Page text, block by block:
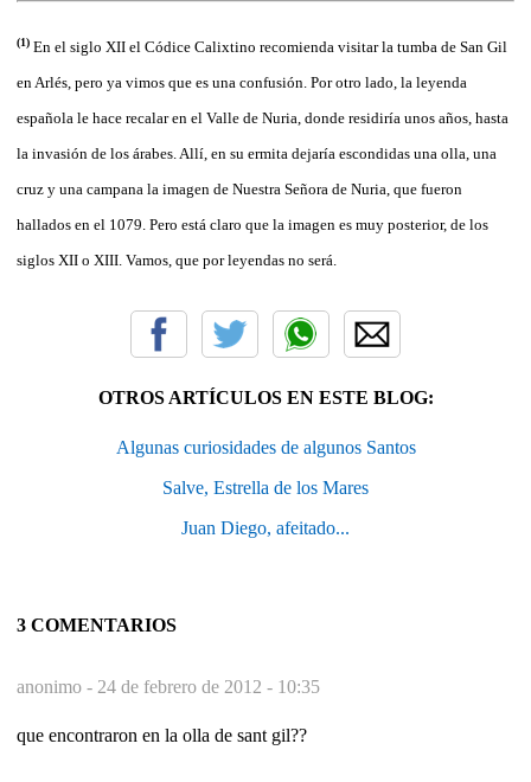
(1) En el siglo XII el Códice Calixtino recomienda visitar la tumba de San Gil
en Arlés, pero ya vimos que es una confusión. Por otro lado, la leyenda
española le hace recalar en el Valle de Nuria, donde residiría unos años, hasta
la invasión de los árabes. Allí, en su ermita dejaría escondidas una olla, una
cruz y una campana la imagen de Nuestra Señora de Nuria, que fueron
hallados en el 1079. Pero está claro que la imagen es muy posterior, de los
siglos XII o XIII. Vamos, que por leyendas no será.
OTROS ARTÍCULOS EN ESTE BLOG:
Algunas curiosidades de algunos Santos
Salve, Estrella de los Mares
Juan Diego, afeitado...
3 COMENTARIOS
anonimo - 24 de febrero de 2012 - 10:35
que encontraron en la olla de sant gil??